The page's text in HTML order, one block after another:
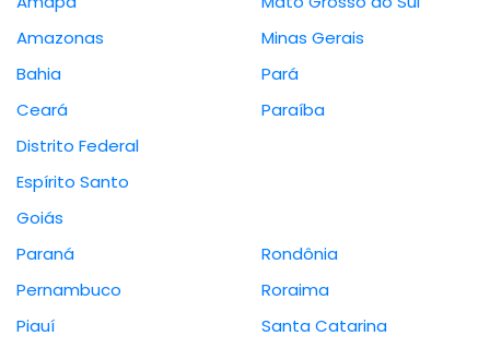
Amazonas
Bahia
Ceará
Distrito Federal
Espírito Santo
Goiás
Minas Gerais
Pará
Paraíba
Paraná
Pernambuco
Piauí
Rondônia
Roraima
Santa Catarina